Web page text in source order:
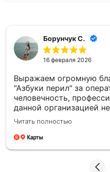
Борунчук С.
16 февраля 2026
Выражаем огромную
"Азбуки перил" за
человечность,
данной организацией
знаем, что можем на
Качественная
вовремя! Ни разу
вопросам, поделятся
Читать полностью